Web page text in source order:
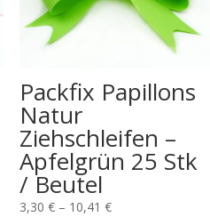
Packfix Papillons
Natur
Ziehschleifen –
Apfelgrün 25 Stk
/ Beutel
3,30 €– 10,41 €